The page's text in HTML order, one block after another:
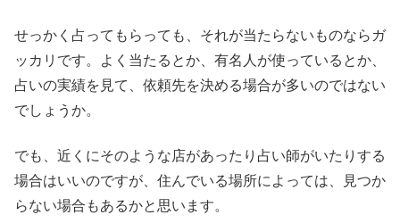
せっかく占ってもらっても、それが当たらないものならガ
ッカリです。よく当たるとか、有名人が使っているとか、
占いの実績を見て、依頼先を決める場合が多いのではない
でしょうか。
でも、近くにそのような店があったり占い師がいたりする
場合はいいのですが、住んでいる場所によっては、見つか
らない場合もあるかと思います。